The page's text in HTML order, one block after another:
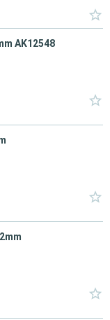
AK12548